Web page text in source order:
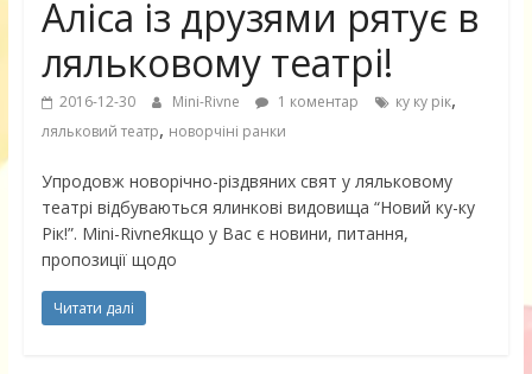
Аліса із друзями рятує в
ляльковому театрі!
2016-12-30 Mini-Rivne 1 коментар ку ку рік,
ляльковий театр, новорчіні ранки
Упродовж новорічно-різдвяних свят у ляльковому
театрі відбуваються ялинкові видовища “Новий ку-ку
Рік!”. Mini-RivneЯкщо у Вас є новини, питання,
пропозиції щодо
Читати далі